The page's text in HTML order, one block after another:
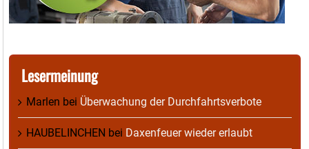
Lesermeinung
Marlen bei Überwachung der Durchfahrtsverbote
HAUBELINCHEN bei Daxenfeuer wieder erlaubt